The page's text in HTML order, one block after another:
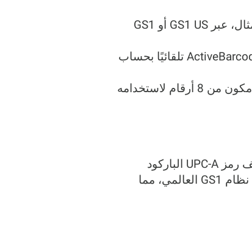
: للحصول على رمز المصنع، يجب على الشركة الانضمام إلى GS1 (على سبيل المثال، عبر GS1 US أو GS1
باستخدام خوارزمية Modulo-10 التالية. يقوم ActiveBarcode تلقائيًا بحساب
(الرمز العالمي للمنتج، الإصدار E) للحصول على رمز شريطي مضغوط مكون من 8 أرقام لاستخدامه
رمز UPC-A هو معيار راسخ للبيع بالتجزئة في أمريكا الشمالية ويتوافق تمامًا مع GTIN-12. بينما يصف رمز UPC-A الباركود
المادي، فإن GTIN-12 هو المعرف الرقمي العالمي المستخدم في الأنظمة الرقمية. كلاهما جزء من نظام GS1 العالمي، مما